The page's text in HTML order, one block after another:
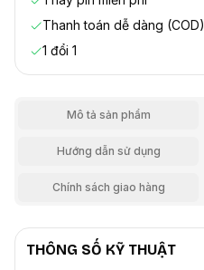
Thanh toán dễ dàng (COD)
1 đổi 1
Mô tả sản phẩm
Hướng dẫn sử dụng
Chính sách giao hàng
THÔNG SỐ KỸ THUẬT